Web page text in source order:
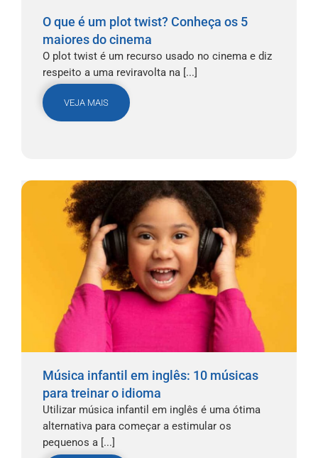
O que é um plot twist? Conheça os 5
maiores do cinema
O plot twist é um recurso usado no cinema e diz
respeito a uma reviravolta na [...]
VEJA MAIS
Música infantil em inglês: 10 músicas
para treinar o idioma
Utilizar música infantil em inglês é uma ótima
alternativa para começar a estimular os
pequenos a [...]